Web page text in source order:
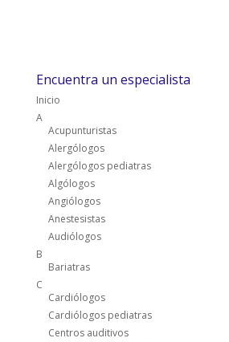
Encuentra un especialista
Inicio
A
Acupunturistas
Alergólogos
Alergólogos pediatras
Algólogos
Angiólogos
Anestesistas
Audiólogos
B
Bariatras
C
Cardiólogos
Cardiólogos pediatras
Centros auditivos